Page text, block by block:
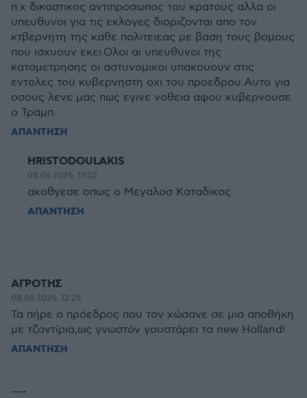
π.χ δικαστικος αντιπροσωπος του κρατους αλλα οι
υπευθυνοι για τις εκλογες διοριζονται απο τον
κτβερνητη της καθε πολιτειεας με βαση τους βομους
που ισχυουν εκει.Ολοι αι υπευθυνοι της
καταμετρησης οι αστυνομικοι υπακουουν στις
εντολες του κυβερνηστη οχι του προεδρου.Αυτο για
οσους λενε μας πως εγινε νοθεια αφου κυβερνουσε
ο Τραμπ.
ΑΠΑΝΤΗΣΗ
HRISTODOULAKIS
08.06.2026, 17:02
ακοθγεσε οπως ο Μεγαλοσ Καταδικος
ΑΠΑΝΤΗΣΗ
ΑΓΡΟΤΗΣ
08.06.2026, 12:26
Τα πήρε ο πρόεδρος που τον χώσανε σε μια αποθήκη
με τζοντίρια,ως γνωστόν γουστάρει τα new Holland!
ΑΠΑΝΤΗΣΗ
.....